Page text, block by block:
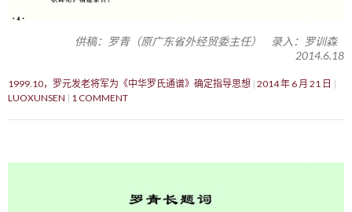
供稿：罗青（原广东省外经贸委主任） 录入：罗训森
2014.6.18
1999.10，罗元发老将军为《中华罗氏通谱》确定指导思想 2014 年 6 月 21 日
LUOXUNSEN
1 COMMENT